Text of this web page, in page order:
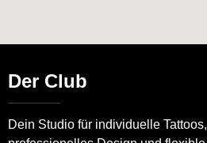
Der Club
Dein Studio für individuelle Tattoos,